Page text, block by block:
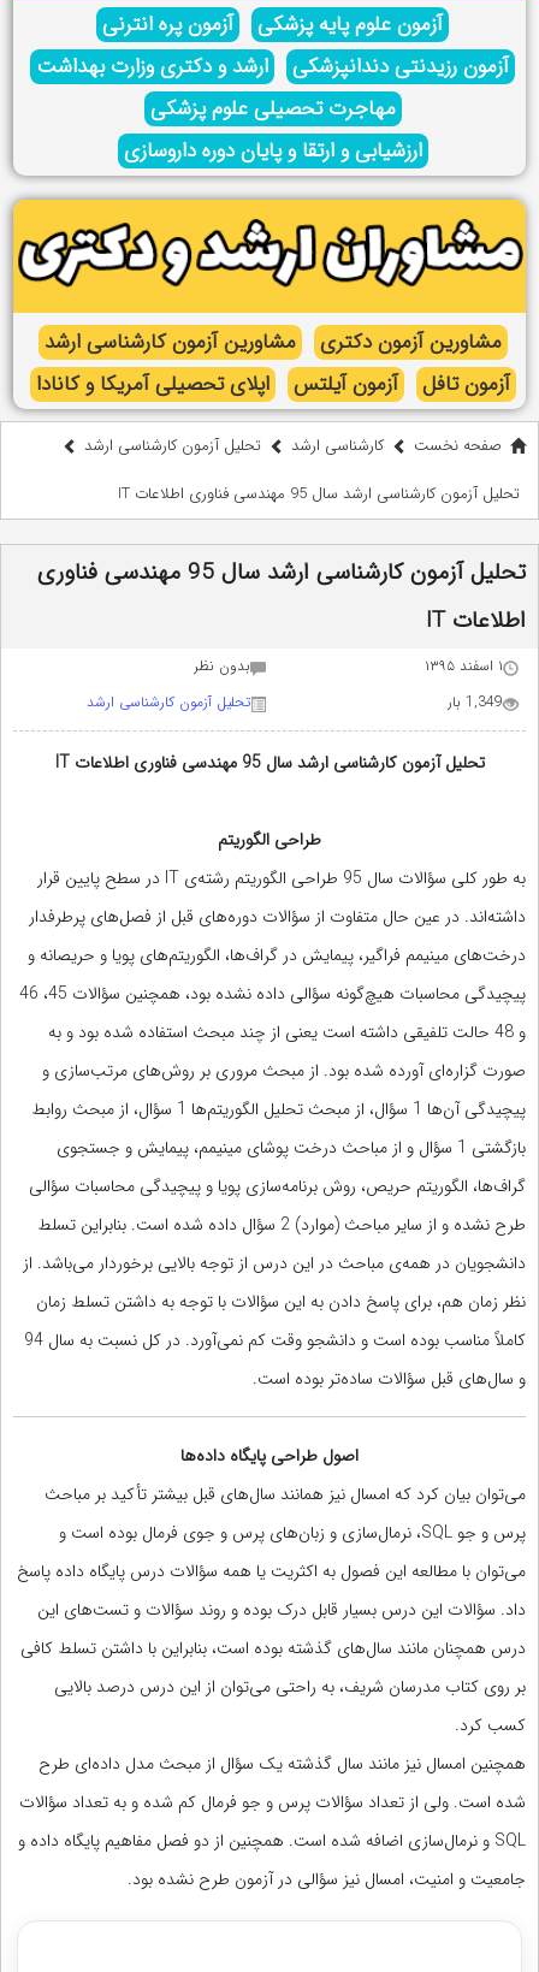
آزمون علوم پایه پزشکی
آزمون پره انترنی
آزمون رزیدنتی دندانپزشکی
ارشد و دکتری وزارت بهداشت
مهاجرت تحصیلی علوم پزشکی
ارزشیابی و ارتقا و پایان دوره داروسازی
مشاورین آزمون دکتری
مشاورین آزمون کارشناسی ارشد
آزمون تافل
آزمون آیلتس اپلای تحصیلی آمریکا و کانادا
صفحه نخست کارشناسی ارشد
تحلیل آزمون کارشناسی ارشد
تحلیل آزمون کارشناسی ارشد سال 95 مهندسی فناوری اطلاعات IT
تحلیل آزمون کارشناسی ارشد سال 95 مهندسی فناوری
اطلاعات IT
۱ اسفند ۱۳۹۵
بدون نظر
1,349 بار
تحلیل آزمون کارشناسی ارشد
تحلیل آزمون کارشناسی ارشد سال 95 مهندسی فناوری اطلاعات IT
طراحی الگوریتم
به طور کلی سؤالات سال 95 طراحی الگوریتم رشته‌ی IT در سطح پایین قرار
داشته‌اند. در عین حال متفاوت از سؤالات دوره‌های قبل از فصل‌های پرطرفدار
درخت‌های مینیمم فراگیر، پیمایش در گراف‌ها، الگوریتم‌های پویا و حریصانه و
پیچیدگی محاسبات هیچ‌گونه سؤالی داده نشده بود، همچنین سؤالات 45، 46
و 48 حالت تلفیقی داشته است یعنی از چند مبحث استفاده شده بود و به
صورت گزاره‌ای آورده شده بود. از مبحث مروری بر روش‌های مرتب‌سازی و
پیچیدگی آن‌ها 1 سؤال، از مبحث تحلیل الگوریتم‌ها 1 سؤال، از مبحث روابط
بازگشتی 1 سؤال و از مباحث درخت پوشای مینیمم، پیمایش و جستجوی
گراف‌ها، الگوریتم حریص، روش برنامه‌سازی پویا و پیچیدگی محاسبات سؤالی
طرح نشده و از سایر مباحث (موارد) 2 سؤال داده شده است. بنابراین تسلط
دانشجویان در همه‌ی مباحث در این درس از توجه بالایی برخوردار می‌باشد. از
نظر زمان هم، برای پاسخ دادن به این سؤالات با توجه به داشتن تسلط زمان
کاملاً مناسب بوده است و دانشجو وقت کم نمی‌آورد. در کل نسبت به سال 94
و سال‌های قبل سؤالات ساده‌تر بوده است.
اصول طراحی پایگاه داده‌ها
می‌توان بیان کرد که امسال نیز همانند سال‌های قبل بیشتر تأکید بر مباحث
پرس و جو SQL، نرمال‌سازی و زبان‌های پرس و جوی فرمال بوده است و
می‌توان با مطالعه این فصول به اکثریت یا همه سؤالات درس پایگاه داده پاسخ
داد. سؤالات این درس بسیار قابل درک بوده و روند سؤالات و تست‌های این
درس همچنان مانند سال‌های گذشته بوده است، بنابراین با داشتن تسلط کافی
بر روی کتاب مدرسان شریف، به راحتی می‌توان از این درس درصد بالایی
کسب کرد.
همچنین امسال نیز مانند سال گذشته یک سؤال از مبحث مدل داده‌ای طرح
شده است. ولی از تعداد سؤالات پرس و جو فرمال کم شده و به تعداد سؤالات
SQL و نرمال‌سازی اضافه شده است. همچنین از دو فصل مفاهیم پایگاه داده و
جامعیت و امنیت، امسال نیز سؤالی در آزمون طرح نشده بود.